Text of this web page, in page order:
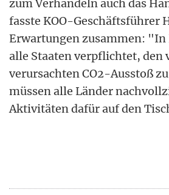
zum Verhandeln auch das
fasste KOO-Geschäftsführer
Erwartungen zusammen: "In
alle Staaten verpflichtet, den
verursachten CO2-Ausstoß
müssen alle Länder
Aktivitäten dafür auf den